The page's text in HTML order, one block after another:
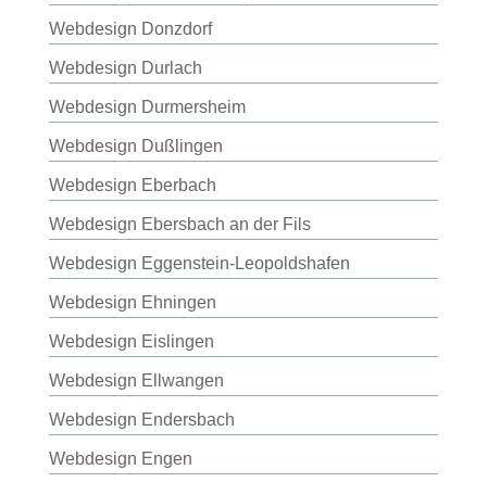
Webdesign Donzdorf
Webdesign Durlach
Webdesign Durmersheim
Webdesign Dußlingen
Webdesign Eberbach
Webdesign Ebersbach an der Fils
Webdesign Eggenstein-Leopoldshafen
Webdesign Ehningen
Webdesign Eislingen
Webdesign Ellwangen
Webdesign Endersbach
Webdesign Engen